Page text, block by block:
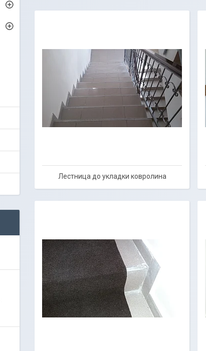
Лестница до укладки ковролина